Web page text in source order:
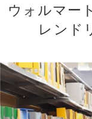
ウォルマー
レンド